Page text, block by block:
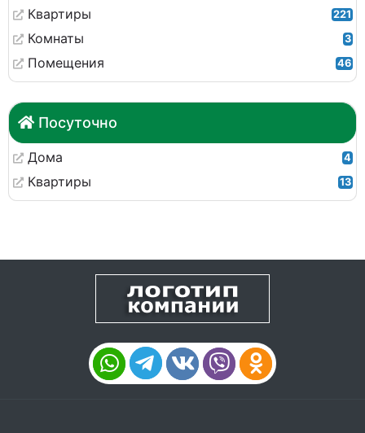
Квартиры 221
Комнаты 3
Помещения 46
Посуточно
Дома 4
Квартиры 13